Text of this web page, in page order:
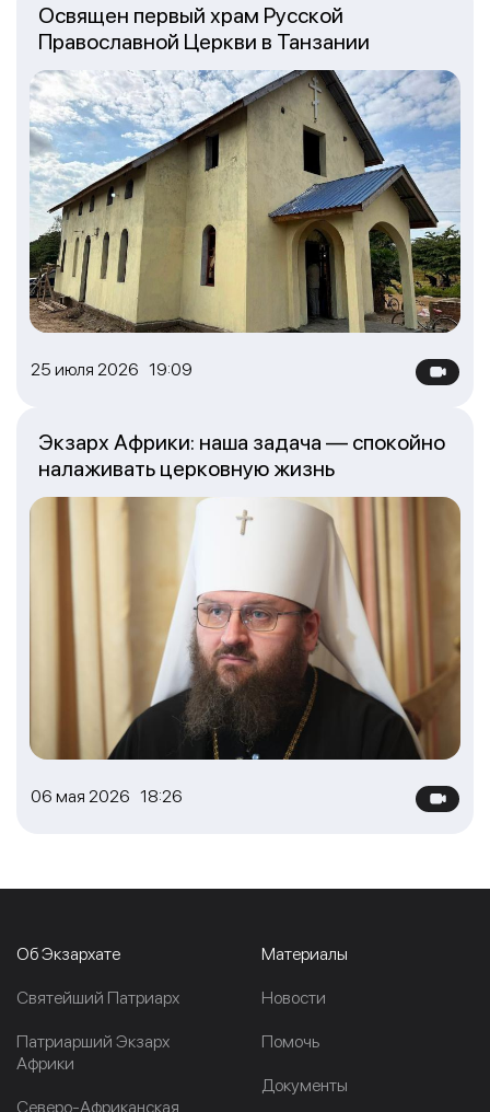
25 июля 2026 19:09
Освящен первый храм Русской
Православной Церкви в Танзании
06 мая 2026 18:26
Экзарх Африки: наша задача — спокойно
налаживать церковную жизнь
Об Экзархате
Cвятейший Патриарх
Патриарший Экзарх
Африки
Северо-Африканская
Материалы
Новости
Помочь
Документы